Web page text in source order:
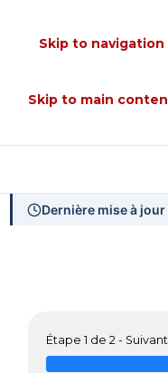
Skip to navigation
Skip to main
Dernière mise à
Étape 1 de 2 - Suivant